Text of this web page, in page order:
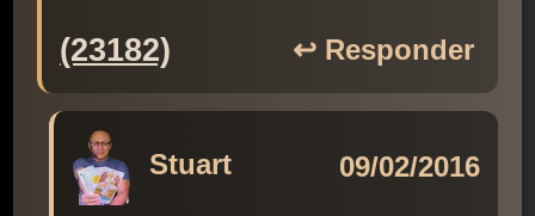
(23182) ↩️ Responder
Stuart 09/02/2016